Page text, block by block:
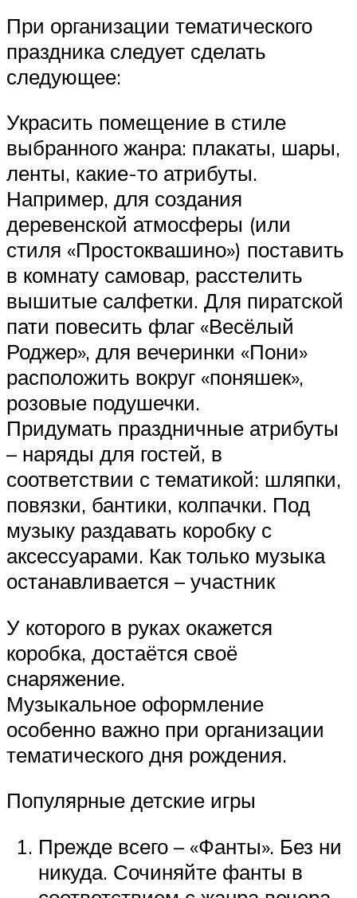
При организации тематического
праздника следует сделать
следующее:
Украсить помещение в стиле
выбранного жанра: плакаты, шары,
ленты, какие-то атрибуты.
Например, для создания
деревенской атмосферы (или
стиля «Простоквашино») поставить
в комнату самовар, расстелить
вышитые салфетки. Для пиратской
пати повесить флаг «Весёлый
Роджер», для вечеринки «Пони»
расположить вокруг «поняшек»,
розовые подушечки.
Придумать праздничные атрибуты
– наряды для гостей, в
соответствии с тематикой: шляпки,
повязки, бантики, колпачки. Под
музыку раздавать коробку с
аксессуарами. Как только музыка
останавливается – участник
У которого в руках окажется
коробка, достаётся своё
снаряжение.
Музыкальное оформление
особенно важно при организации
тематического дня рождения.
Популярные детские игры
Прежде всего – «Фанты». Без ни
никуда. Сочиняйте фанты в